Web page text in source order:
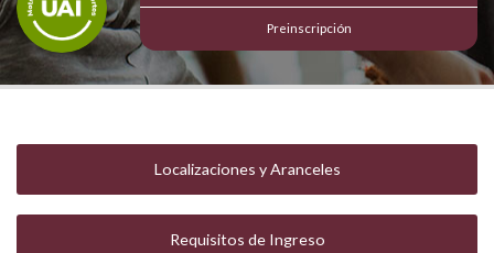
Preinscripción
Localizaciones y Aranceles
Requisitos de Ingreso